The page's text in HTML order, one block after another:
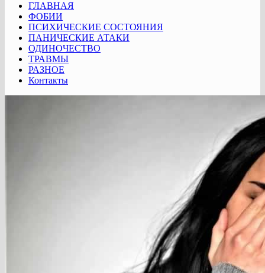
ГЛАВНАЯ
ФОБИИ
ПСИХИЧЕСКИЕ СОСТОЯНИЯ
ПАНИЧЕСКИЕ АТАКИ
ОДИНОЧЕСТВО
ТРАВМЫ
РАЗНОЕ
Контакты